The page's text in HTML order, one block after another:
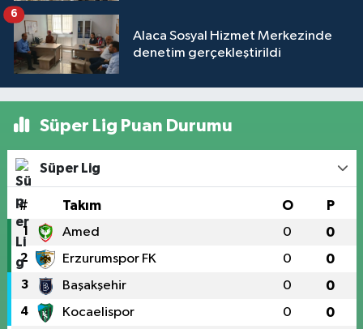
Alaca Sosyal Hizmet Merkezinde
denetim gerçekleştirildi
6
Süper Lig Puan Durumu
Süper Lig
# Takım O P
1 Amed 0 0
2 Erzurumspor FK 0 0
3 Başakşehir 0 0
4 Kocaelispor 0 0